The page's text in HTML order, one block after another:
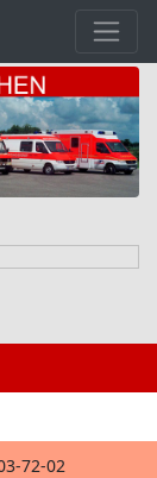
72-02